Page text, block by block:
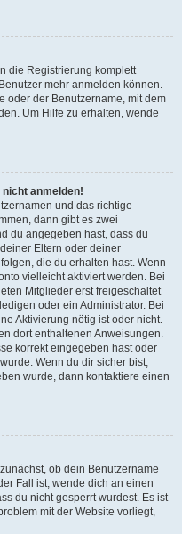
die Registrierung komplett
mehr anmelden können.
oder der Benutzername, mit dem
Um Hilfe zu erhalten, wende
anmelden!
und das richtige
dann gibt es zwei
du angegeben hast, dass du
Eltern oder deiner
die du erhalten hast. Wenn
vielleicht aktiviert werden. Bei
Mitglieder erst freigeschaltet
oder ein Administrator. Bei
Aktivierung nötig ist oder nicht.
dort enthaltenen Anweisungen.
korrekt eingegeben hast oder
Wenn du dir sicher bist,
wurde, dann kontaktiere einen
ob dein Benutzername
Fall ist, wende dich an einen
du nicht gesperrt wurdest. Es ist
mit der Website vorliegt,